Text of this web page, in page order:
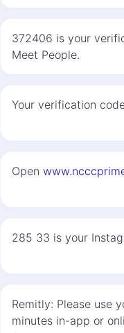
372406 is your
Meet People.
Your verification
Open
285 33 is your
Remitly: Please use
minutes in-app or